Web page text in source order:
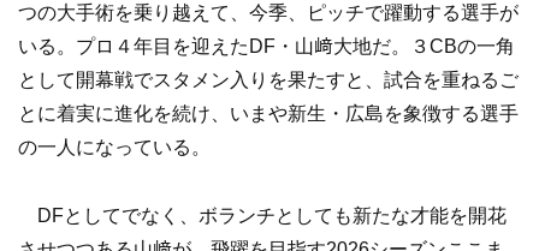
つの大手術を乗り越えて、今季、ピッチで躍動する選手が
いる。プロ４年目を迎えたDF・山﨑大地だ。３CBの一角
として開幕戦でスタメン入りを果たすと、試合を重ねるご
とに着実に進化を続け、いまや新生・広島を象徴する選手
の一人になっている。
DFとしてでなく、ボランチとしても新たな才能を開花